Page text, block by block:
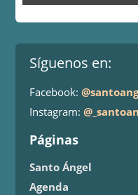
Síguenos en:
Facebook:
Instagram:
Páginas
Santo Ángel
Agenda